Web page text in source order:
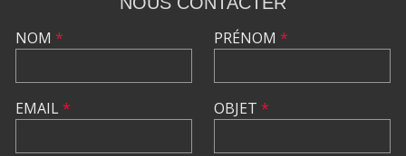
NOM *
EMAIL*
PRÉNOM *
OBJET *